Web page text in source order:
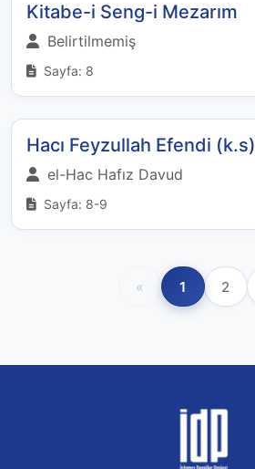
Kitabe-i Seng-i Mezarım
Belirtilmemiş
Sayfa: 8
Hacı Feyzullah Efendi (k.s)
el-Hac Hafız Davud
Sayfa: 8-9
« 1 2